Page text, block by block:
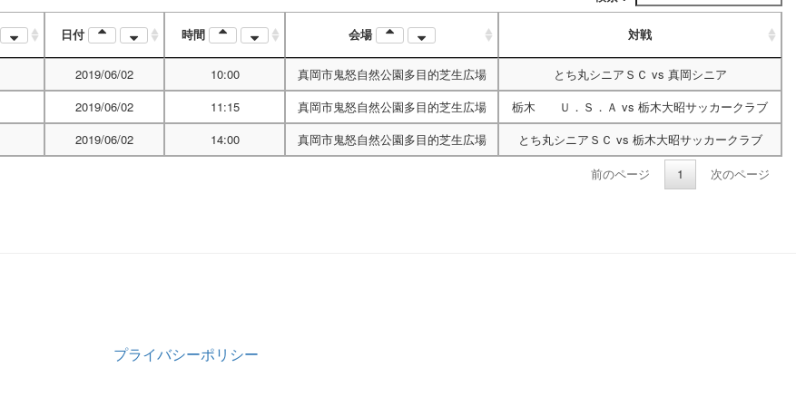
日付 時間 会場 対戦
2019/06/02 10:00 真岡市鬼怒自然公園多目的芝生広場 とち丸シニアＳＣ vs 真岡シニア
2019/06/02 11:15 真岡市鬼怒自然公園多目的芝生広場 栃木 Ｕ．Ｓ．Ａ vs 栃木大昭サッカークラブ
2019/06/02 14:00 真岡市鬼怒自然公園多目的芝生広場 とち丸シニアＳＣ vs 栃木大昭サッカークラブ
前のページ 1 次のページ
プライバシーポリシー